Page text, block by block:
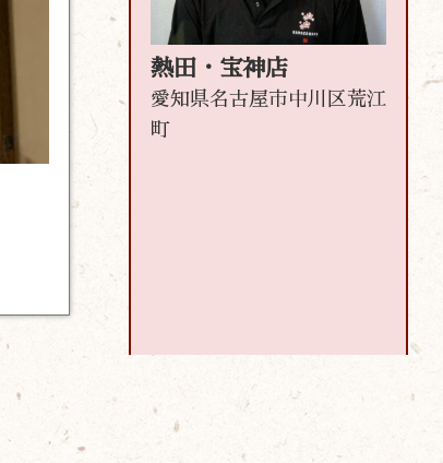
熱田・宝神店
愛知県名古屋市中川区荒江
町